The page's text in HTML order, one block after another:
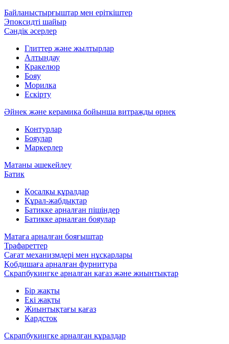
Байланыстырғыштар мен еріткіштер
Эпоксидті шайыр
Сәндік әсерлер
Глиттер және жылтырлар
Алтындау
Кракелюр
Бояу
Морилка
Ескірту
Әйнек және керамика бойынша витражды өрнек
Контурлар
Бояулар
Маркерлер
Матаны әшекейлеу
Батик
Қосалқы құралдар
Құрал-жабдықтар
Батикке арналған пішіндер
Батикке арналған бояулар
Матаға арналған бояғыштар
Трафареттер
Сағат механизмдері мен нұсқарлары
Қобдишаға арналған фурнитура
Скрапбукингке арналған қағаз және жиынтықтар
Бір жақты
Екі жақты
Жиынтықтағы қағаз
Кардсток
Скрапбукингке арналған құралдар